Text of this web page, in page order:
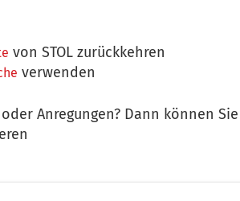
von STOL zurückkehren
verwenden
Anregungen? Dann können